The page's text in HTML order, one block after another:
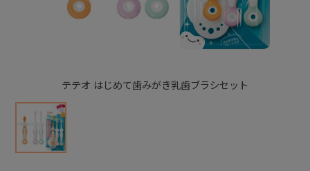
テテオ はじめて歯みがき乳歯ブラシセット